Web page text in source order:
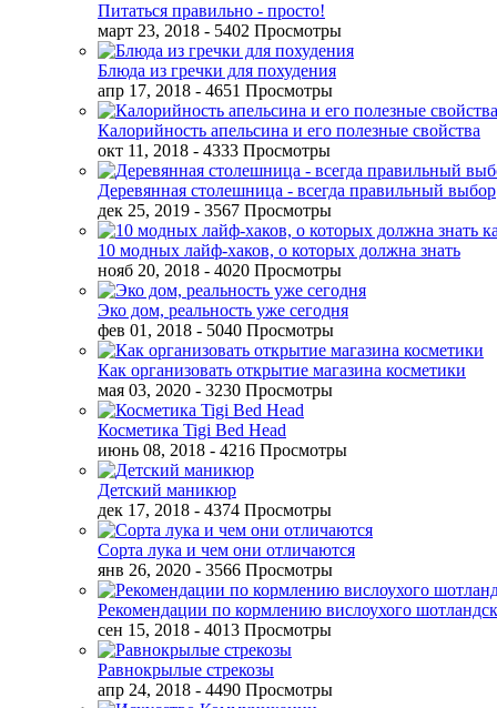
Питаться правильно - просто!
март 23, 2018 - 5402 Просмотры
Блюда из гречки для похудения
апр 17, 2018 - 4651 Просмотры
Калорийность апельсина и его полезные свойства
окт 11, 2018 - 4333 Просмотры
Деревянная столешница - всегда правильный выбор
дек 25, 2019 - 3567 Просмотры
10 модных лайф-хаков, о которых должна знать
нояб 20, 2018 - 4020 Просмотры
Эко дом, реальность уже сегодня
фев 01, 2018 - 5040 Просмотры
Как организовать открытие магазина косметики
мая 03, 2020 - 3230 Просмотры
Косметика Tigi Bed Head
июнь 08, 2018 - 4216 Просмотры
Детский маникюр
дек 17, 2018 - 4374 Просмотры
Сорта лука и чем они отличаются
янв 26, 2020 - 3566 Просмотры
Рекомендации по кормлению вислоухого
сен 15, 2018 - 4013 Просмотры
Равнокрылые стрекозы
апр 24, 2018 - 4490 Просмотры